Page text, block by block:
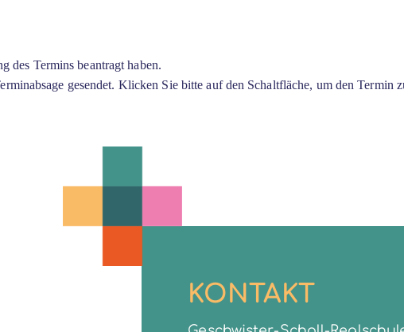
des Termins beantragt haben.
gesendet. Klicken Sie bitte auf den Schaltfläche, um den Termin
KONTAKT